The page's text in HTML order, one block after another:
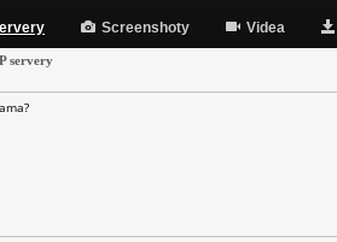
Screenshoty Videa
servery